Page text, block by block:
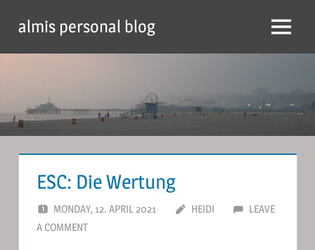
content
almis personal blog Menu
ESC: Die Wertung
MONDAY, 12. APRIL 2021 HEIDI
LEAVE
A COMMENT